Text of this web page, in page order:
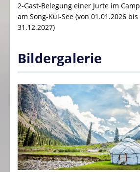
2-Gast-Belegung einer Jurte im Camp
am Song-Kul-See (von 01.01.2026 bis
31.12.2027)
Bildergalerie